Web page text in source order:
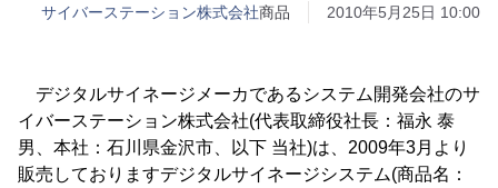
サイバーステーション株式会社商品 2010年5月25日 10:00
デジタルサイネージメーカであるシステム開発会社のサ
イバーステーション株式会社(代表取締役社長：福永 泰
男、本社：石川県金沢市、以下 当社)は、2009年3月より
販売しておりますデジタルサイネージシステム(商品名：